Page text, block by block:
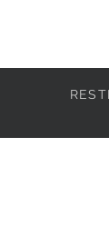
forme
hauteur de
apportent